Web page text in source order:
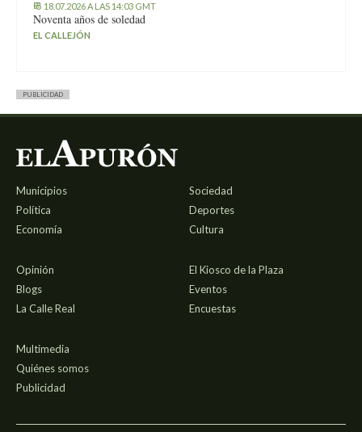
18.07.2026 A LAS 14:03 GMT
Noventa años de soledad
EL CALLEJÓN
PUBLICIDAD
Municipios
Política
Economía
Sociedad
Deportes
Cultura
Opinión
Blogs
La Calle Real
El Kiosco de la Plaza
Eventos
Encuestas
Multimedia
Quiénes somos
Publicidad